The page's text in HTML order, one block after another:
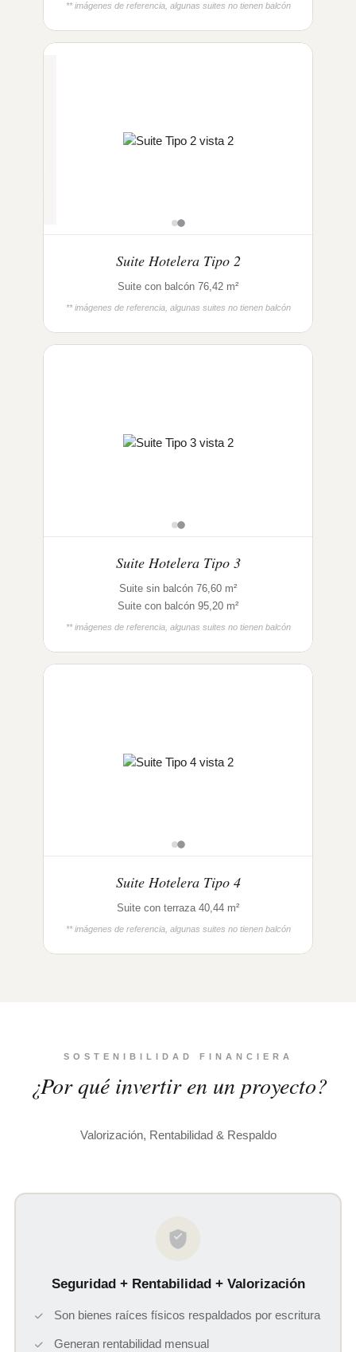
** imágenes de referencia, algunas suites no tienen balcón
Suite Hotelera Tipo 2
Suite con balcón 76,42 m²
** imágenes de referencia, algunas suites no tienen balcón
Suite Hotelera Tipo 3
Suite sin balcón 76,60 m²
Suite con balcón 95,20 m²
** imágenes de referencia, algunas suites no tienen balcón
Suite Hotelera Tipo 4
Suite con terraza 40,44 m²
** imágenes de referencia, algunas suites no tienen balcón
SOSTENIBILIDAD FINANCIERA
¿Por qué invertir en un proyecto?
Valorización, Rentabilidad & Respaldo
Seguridad + Rentabilidad + Valorización
Son bienes raíces físicos respaldados por escritura
Generan rentabilidad mensual